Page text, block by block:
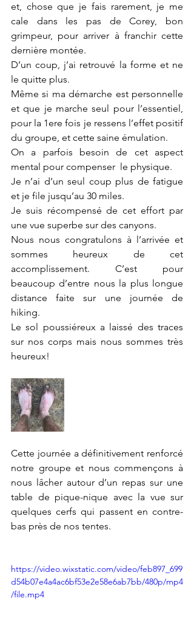
et, chose que je fais rarement, je me
cale dans les pas de Corey, bon
grimpeur, pour arriver à franchir cette
dernière montée.
D’un coup, j’ai retrouvé la forme et ne
le quitte plus.
Même si ma démarche est personnelle
et que je marche seul pour l’essentiel,
pour la 1ere fois je ressens l’effet positif
du groupe, et cette saine émulation.
On a parfois besoin de cet aspect
mental pour compenser  le physique.
Je n’ai d’un seul coup plus de fatigue
et je file jusqu’au 30 miles.
Je suis récompensé de cet effort par
une vue superbe sur des canyons.
Nous nous congratulons à l’arrivée et
sommes heureux de cet
accomplissement. C’est pour
beaucoup d’entre nous la plus longue
distance faite sur une journée de
hiking.
Le sol poussiéreux a laissé des traces
sur nos corps mais nous sommes très
heureux!
Cette journée a définitivement renforcé
notre groupe et nous commençons à
nous lâcher autour d’un repas sur une
table de pique-nique avec la vue sur
quelques cerfs qui passent en contre-
bas près de nos tentes.
https://video.wixstatic.com/video/feb897_699
d54b07e4a4ac6bf53e2e58e6ab7bb/480p/mp4
/file.mp4